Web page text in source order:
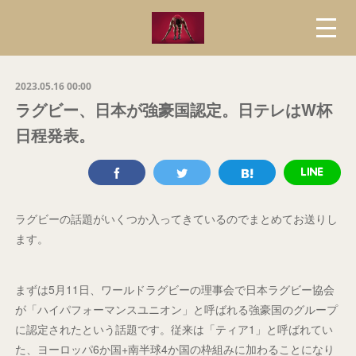
2023.05.16 00:00
ラグビー、日本が強豪国認定。日テレはW杯
日程発表。
ラグビーの話題がいくつか入ってきているのでまとめてお送りし
ます。
まずは5月11日、ワールドラグビーの理事会で日本ラグビー協会
が「ハイパフォーマンスユニオン」と呼ばれる強豪国のグループ
に認定されたという話題です。従来は「ティア1」と呼ばれてい
た、ヨーロッパ6か国+南半球4か国の枠組みに加わることになり